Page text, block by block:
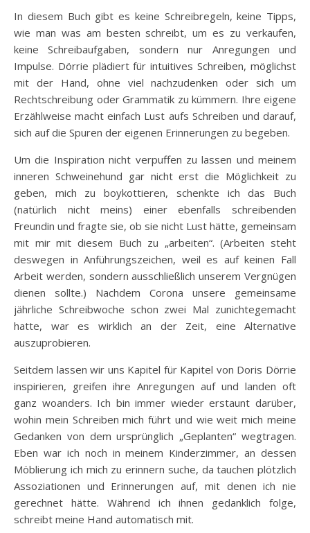
In diesem Buch gibt es keine Schreibregeln, keine Tipps,
wie man was am besten schreibt, um es zu verkaufen,
keine Schreibaufgaben, sondern nur Anregungen und
Impulse. Dörrie plädiert für intuitives Schreiben, möglichst
mit der Hand, ohne viel nachzudenken oder sich um
Rechtschreibung oder Grammatik zu kümmern. Ihre eigene
Erzählweise macht einfach Lust aufs Schreiben und darauf,
sich auf die Spuren der eigenen Erinnerungen zu begeben.
Um die Inspiration nicht verpuffen zu lassen und meinem
inneren Schweinehund gar nicht erst die Möglichkeit zu
geben, mich zu boykottieren, schenkte ich das Buch
(natürlich nicht meins) einer ebenfalls schreibenden
Freundin und fragte sie, ob sie nicht Lust hätte, gemeinsam
mit mir mit diesem Buch zu „arbeiten“. (Arbeiten steht
deswegen in Anführungszeichen, weil es auf keinen Fall
Arbeit werden, sondern ausschließlich unserem Vergnügen
dienen sollte.) Nachdem Corona unsere gemeinsame
jährliche Schreibwoche schon zwei Mal zunichtegemacht
hatte, war es wirklich an der Zeit, eine Alternative
auszuprobieren.
Seitdem lassen wir uns Kapitel für Kapitel von Doris Dörrie
inspirieren, greifen ihre Anregungen auf und landen oft
ganz woanders. Ich bin immer wieder erstaunt darüber,
wohin mein Schreiben mich führt und wie weit mich meine
Gedanken von dem ursprünglich „Geplanten“ wegtragen.
Eben war ich noch in meinem Kinderzimmer, an dessen
Möblierung ich mich zu erinnern suche, da tauchen plötzlich
Assoziationen und Erinnerungen auf, mit denen ich nie
gerechnet hätte. Während ich ihnen gedanklich folge,
schreibt meine Hand automatisch mit.